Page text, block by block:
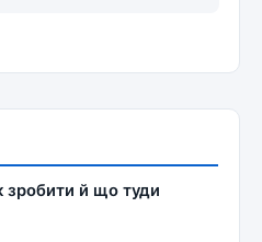
зробити й що туди